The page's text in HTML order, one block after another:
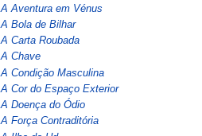
A Aventura em Vénus
A Bola de Bilhar
A Carta Roubada
A Chave
A Condição Masculina
A Cor do Espaço Exterior
A Doença do Ódio
A Força Contraditória